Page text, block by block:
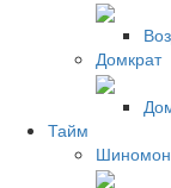
Домкрат
Тайм